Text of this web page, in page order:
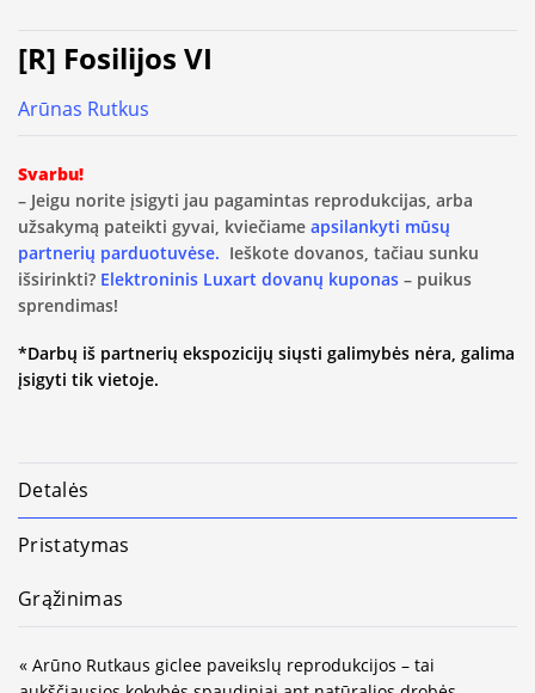
[R] Fosilijos VI
Arūnas Rutkus
Svarbu!
– Jeigu norite įsigyti jau pagamintas reprodukcijas, arba
užsakymą pateikti gyvai, kviečiame apsilankyti mūsų
partnerių parduotuvėse. Ieškote dovanos, tačiau sunku
išsirinkti? Elektroninis Luxart dovanų kuponas – puikus
sprendimas!
*Darbų iš partnerių ekspozicijų siųsti galimybės nėra, galima
įsigyti tik vietoje.
Detalės
Pristatymas
Grąžinimas
« Arūno Rutkaus giclee paveikslų reprodukcijos – tai